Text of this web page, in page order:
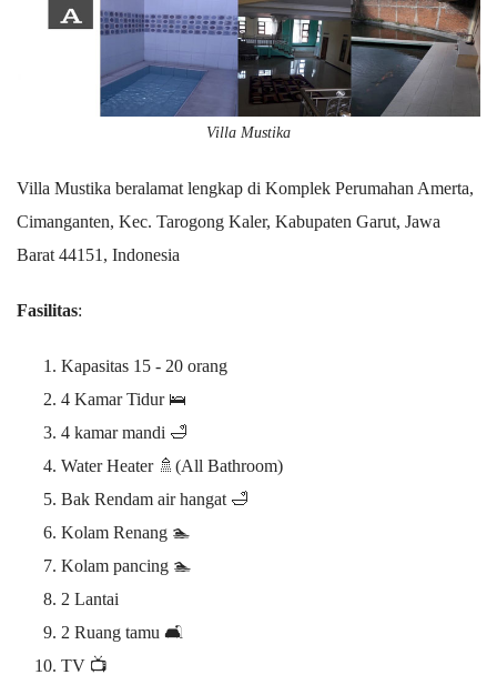
Villa Mustika
Villa Mustika beralamat lengkap di Komplek Perumahan Amerta,
Cimanganten, Kec. Tarogong Kaler, Kabupaten Garut, Jawa
Barat 44151, Indonesia
Fasilitas:
Kapasitas 15 - 20 orang
4 Kamar Tidur 🛌
4 kamar mandi 🛁
Water Heater 🚿(All Bathroom)
Bak Rendam air hangat 🛁
Kolam Renang 🏊
Kolam pancing 🏊
2 Lantai
2 Ruang tamu 🛋️
TV 📺